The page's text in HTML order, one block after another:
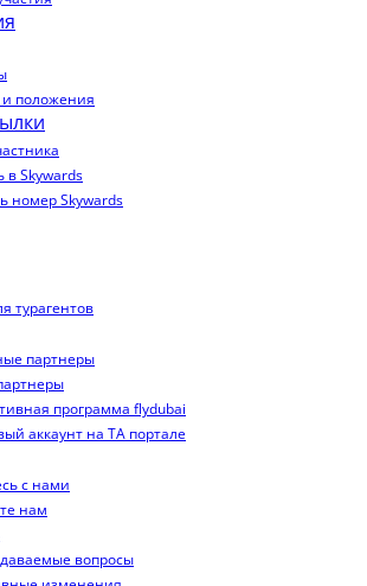
и положения
в Skywards
номер Skywards
турагентов
партнеры
программа flydubai
аккаунт на TA портале
с нами
нам
вопросы